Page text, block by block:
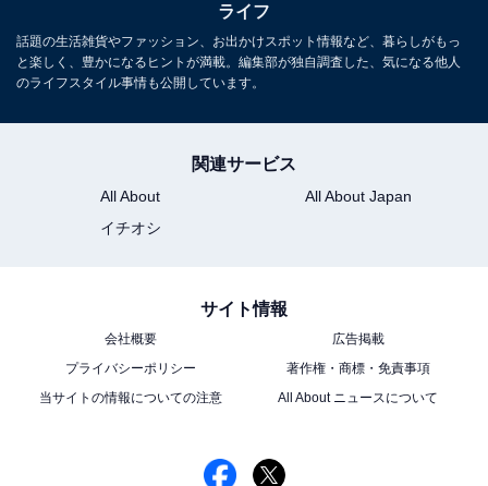
ライフ
話題の生活雑貨やファッション、お出かけスポット情報など、暮らしがもっ
と楽しく、豊かになるヒントが満載。編集部が独自調査した、気になる他人
のライフスタイル事情も公開しています。
関連サービス
All About
All About Japan
イチオシ
サイト情報
会社概要
広告掲載
プライバシーポリシー
著作権・商標・免責事項
当サイトの情報についての注意
All About ニュースについて